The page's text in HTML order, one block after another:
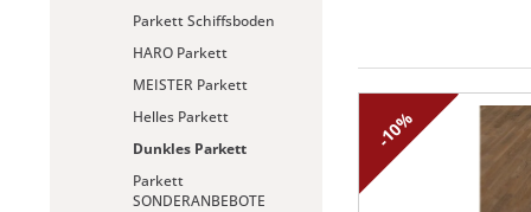
Parkett Schiffsboden
HARO Parkett
MEISTER Parkett
Helles Parkett
Dunkles Parkett
Parkett
SONDERANBEBOTE
-10%